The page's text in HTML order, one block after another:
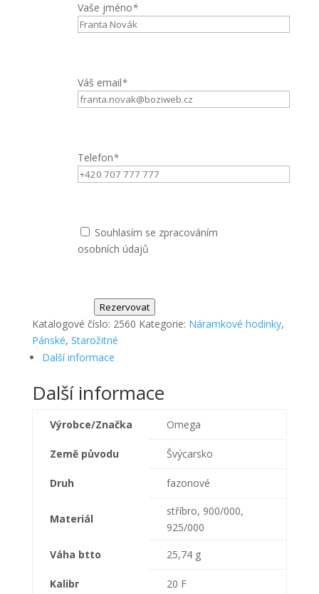
Vaše jméno*
Váš email*
Telefon*
Souhlasím se zpracováním
osobních údajů
Rezervovat
Katalogové číslo: 2560 Kategorie: Náramkové hodinky,
Pánské, Starožitné
Další informace
Další informace
Výrobce/Značka Omega
Země původu Švýcarsko
Druh fazonové
Materiál
stříbro, 900/000,
925/000
Váha btto
25,74 g
Kalibr 20 F